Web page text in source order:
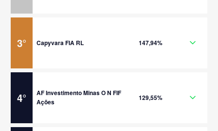
3° Capyvara FIA RL 147,94%
4°
AF Investimento Minas O N FIF
Ações
129,55%